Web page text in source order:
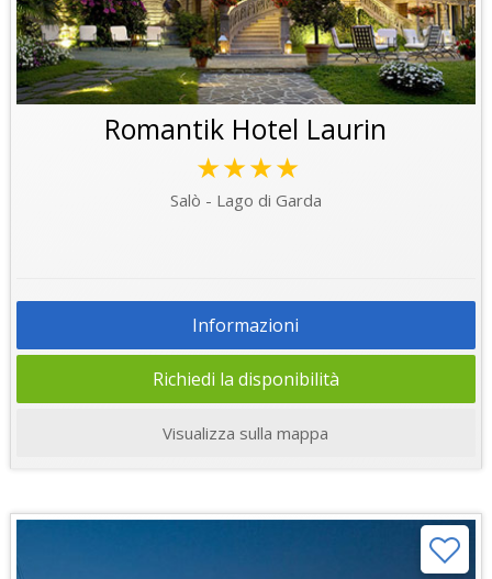
Romantik Hotel Laurin
★★★★
Salò - Lago di Garda
Informazioni
Richiedi la disponibilità
Visualizza sulla mappa